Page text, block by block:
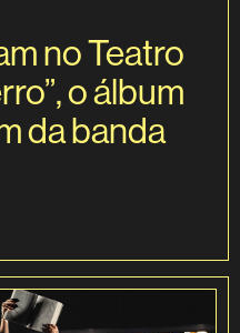
no Teatro
o álbum
da banda